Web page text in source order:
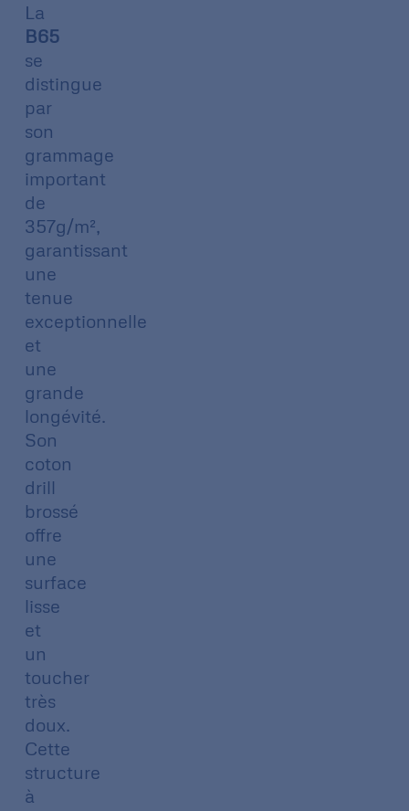
La
B65
se
distingue
par
son
grammage
important
de
357g/m²,
garantissant
une
tenue
exceptionnelle
et
une
grande
longévité.
Son
coton
drill
brossé
offre
une
surface
lisse
et
un
toucher
très
doux.
Cette
structure
à